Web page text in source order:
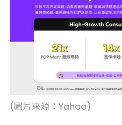
(圖片來源：Yahoo)